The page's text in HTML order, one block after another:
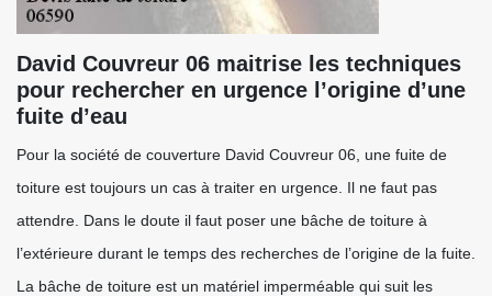
David Couvreur 06 maitrise les techniques
pour rechercher en urgence l’origine d’une
fuite d’eau
Pour la société de couverture David Couvreur 06, une fuite de
toiture est toujours un cas à traiter en urgence. Il ne faut pas
attendre. Dans le doute il faut poser une bâche de toiture à
l’extérieure durant le temps des recherches de l’origine de la fuite.
La bâche de toiture est un matériel imperméable qui suit les